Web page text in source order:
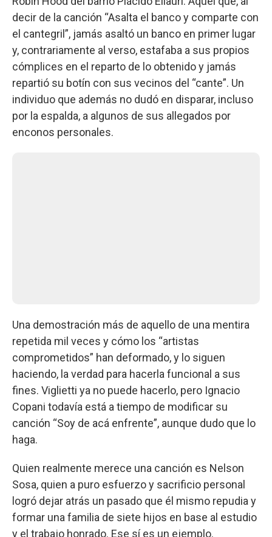
decir de la canción “Asalta el banco y comparte con
el cantegril”, jamás asaltó un banco en primer lugar
y, contrariamente al verso, estafaba a sus propios
cómplices en el reparto de lo obtenido y jamás
repartió su botín con sus vecinos del “cante”. Un
individuo que además no dudó en disparar, incluso
por la espalda, a algunos de sus allegados por
enconos personales.
Una demostración más de aquello de una mentira
repetida mil veces y cómo los “artistas
comprometidos” han deformado, y lo siguen
haciendo, la verdad para hacerla funcional a sus
fines. Viglietti ya no puede hacerlo, pero Ignacio
Copani todavía está a tiempo de modificar su
canción “Soy de acá enfrente”, aunque dudo que lo
haga.
Quien realmente merece una canción es Nelson
Sosa, quien a puro esfuerzo y sacrificio personal
logró dejar atrás un pasado que él mismo repudia y
formar una familia de siete hijos en base al estudio
y el trabajo honrado. Ese sí es un ejemplo.